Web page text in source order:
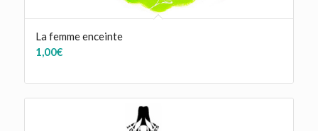
La femme enceinte
1,00€